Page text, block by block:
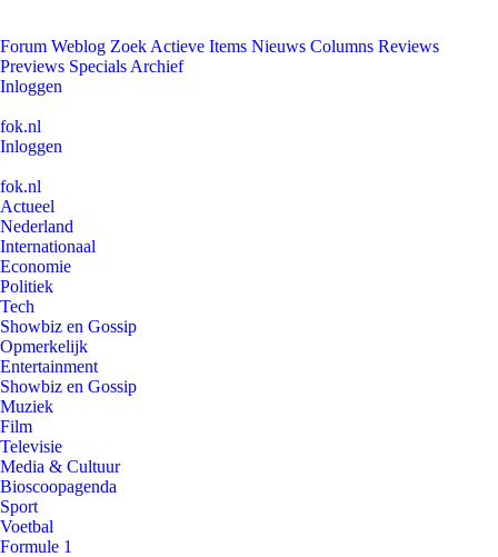
Forum Weblog Zoek Actieve Items Nieuws Columns Reviews
Previews Specials Archief
Inloggen
fok.nl
Inloggen
fok.nl
Actueel
Nederland
Internationaal
Economie
Politiek
Tech
Showbiz en Gossip
Opmerkelijk
Entertainment
Showbiz en Gossip
Muziek
Film
Televisie
Media & Cultuur
Bioscoopagenda
Sport
Voetbal
Formule 1